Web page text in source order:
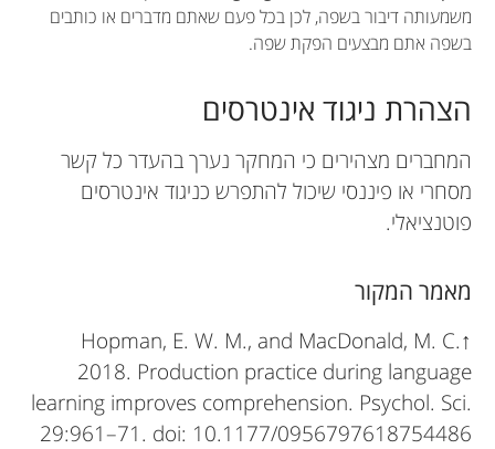
משמעותה דיבור בשפה, לכן בכל פעם שאתם מדברים או כותבים
בשפה אתם מבצעים הפקת שפה.
הצהרת ניגוד אינטרסים
המחברים מצהירים כי המחקר נערך בהעדר כל קשר
מסחרי או פיננסי שיכול להתפרש כניגוד אינטרסים
פוטנציאלי.
מאמר המקור
↑
Hopman, E. W. M., and MacDonald, M. C.
2018. Production practice during language
learning improves comprehension. Psychol. Sci.
29:961–71. doi: 10.1177/0956797618754486